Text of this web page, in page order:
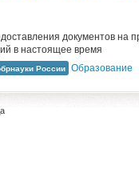
документов на
в настоящее время
России Образование